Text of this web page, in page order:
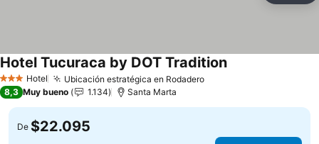
3 Estrellas
Hotel Ubicación estratégica en Rodadero
Hotel Tucuraca by DOT Tradition
8,3 Muy bueno 1.134 Santa Marta
De $22.095